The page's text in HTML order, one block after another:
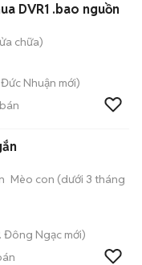
DVR1 .bao nguồn
chữa)
Đức Nhuận mới)
Mèo con (dưới 3 tháng
Đông Ngạc mới)